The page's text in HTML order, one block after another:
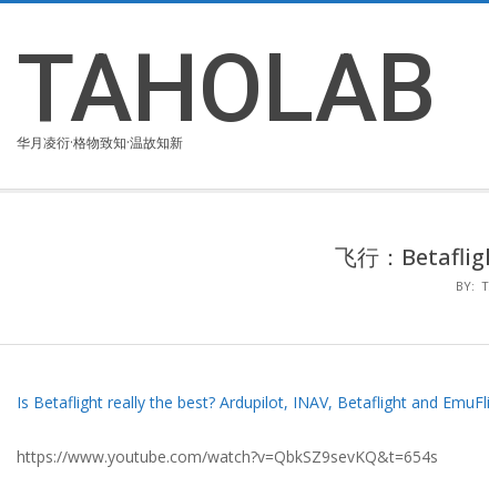
content
TAHOLAB
华月凌衍·格物致知·温故知新
飞行：
BY:
Is Betaflight really the best? Ardupilot, INAV, Betaflight and
https://www.youtube.com/watch?v=QbkSZ9sevKQ&t=654s